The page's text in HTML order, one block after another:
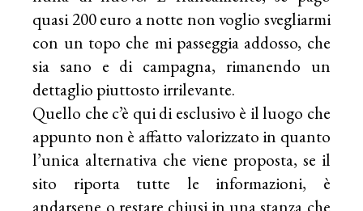
quasi 200 euro a notte non voglio svegliarmi
con un topo che mi passeggia addosso, che
sia sano e di campagna, rimanendo un
dettaglio piuttosto irrilevante.
Quello che c’è qui di esclusivo è il luogo che
appunto non è affatto valorizzato in quanto
l’unica alternativa che viene proposta, se il
sito riporta tutte le informazioni, è
andarsene o restare chiusi in una stanza che